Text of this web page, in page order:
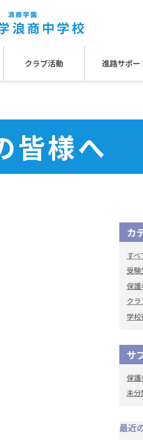
クラブ活動 進路サポー
皆様へ
カ
す
受
保
ク
学校
サ
保
未分
最近